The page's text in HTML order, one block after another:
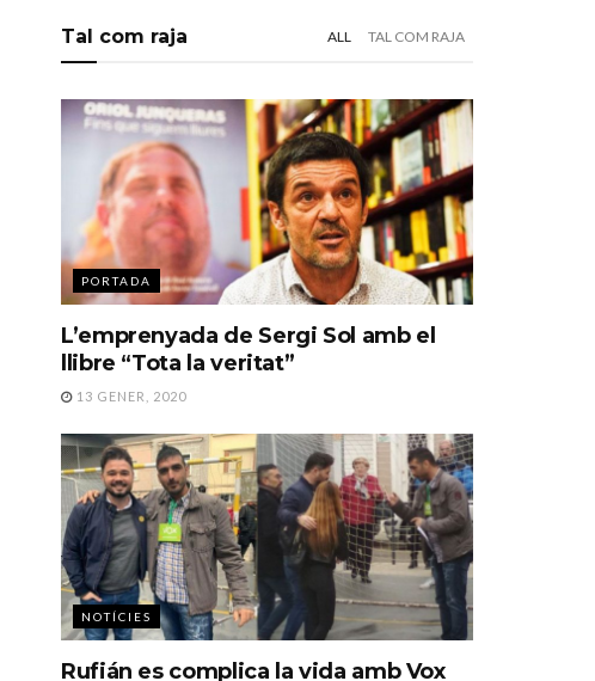
Tal com raja ALL TAL COM RAJA
PORTADA
L’emprenyada de Sergi Sol amb el
llibre “Tota la veritat”
13 GENER, 2020
NOTÍCIES
Rufián es complica la vida amb Vox